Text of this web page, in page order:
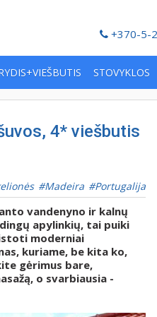
+370-5-
STOVYKLOS
4* viešbutis
Madeira Portugalija
vandenyno ir kalnų
apylinkių, tai puiki
moderniai
kuriame, be kita ko,
gėrimus bare,
o svarbiausia -